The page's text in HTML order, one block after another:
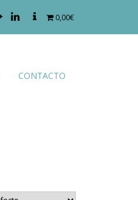
0,00€
CONTACTO